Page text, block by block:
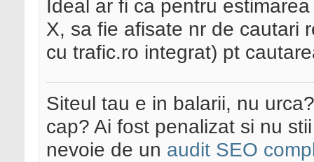
Ideal ar fi ca pentru
X, sa fie afisate nr de cautari
cu trafic.ro integrat) pt
Siteul tau e in balarii, nu
cap? Ai fost penalizat si nu
nevoie de un audit SEO